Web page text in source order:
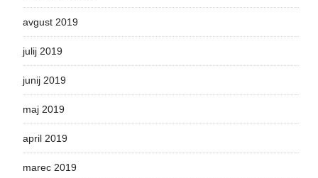
avgust 2019
julij 2019
junij 2019
maj 2019
april 2019
marec 2019